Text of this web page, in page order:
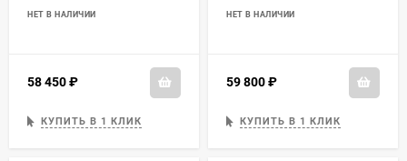
НЕТ В НАЛИЧИИ
58 450
КУПИТЬ В 1 КЛИК
НЕТ В НАЛИЧИИ
59 800
КУПИТЬ В 1 КЛИК